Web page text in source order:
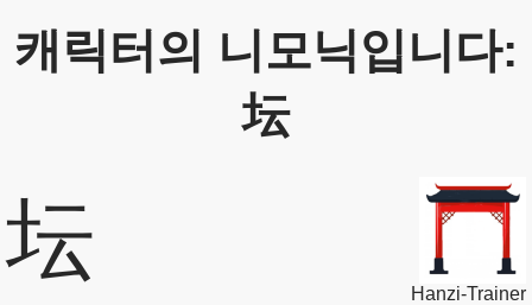
캐릭터의 니모닉입니다:
坛
坛
Hanzi-Trainer